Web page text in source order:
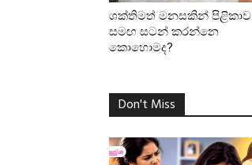
ශක්තිමත් මනසකින් පිළිකාව
සමඟ සටන් කරන්නෙ
කොහොමද?
Don't Miss